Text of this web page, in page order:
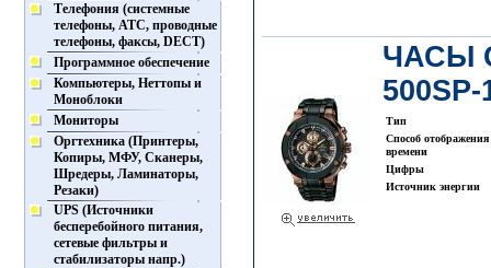
Телефония (системные
телефоны, АТС, проводные
телефоны, факсы, DECT)
Программное обеспечение
Компьютеры, Неттопы и
Моноблоки
Мониторы
Оргтехника (Принтеры,
Копиры, МФУ, Сканеры,
Шредеры, Ламинаторы,
Резаки)
UPS (Источники
бесперебойного питания,
сетевые фильтры и
стабилизаторы напр.)
ЧАСЫ
500SP-
Тип
Способ отображения
времени
Цифры
Источник энергии